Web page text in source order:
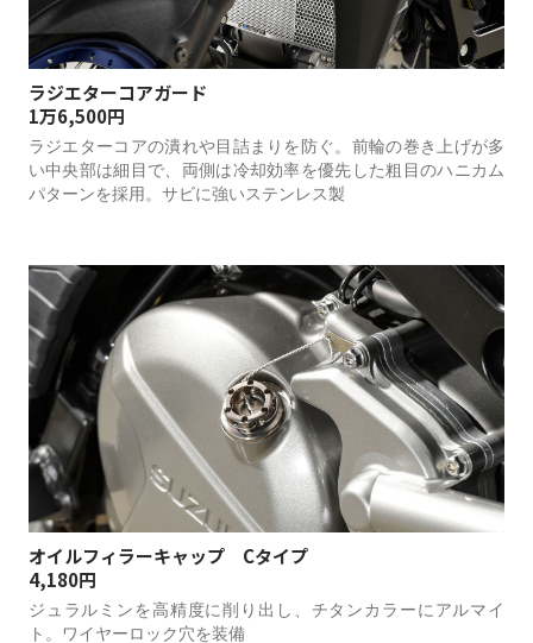
ラジエターコアガード
1万6,500円
ラジエターコアの潰れや目詰まりを防ぐ。前輪の巻き上げが多
い中央部は細目で、両側は冷却効率を優先した粗目のハニカム
パターンを採用。サビに強いステンレス製
オイルフィラーキャップ Cタイプ
4,180円
ジュラルミンを高精度に削り出し、チタンカラーにアルマイ
ト。ワイヤーロック穴を装備